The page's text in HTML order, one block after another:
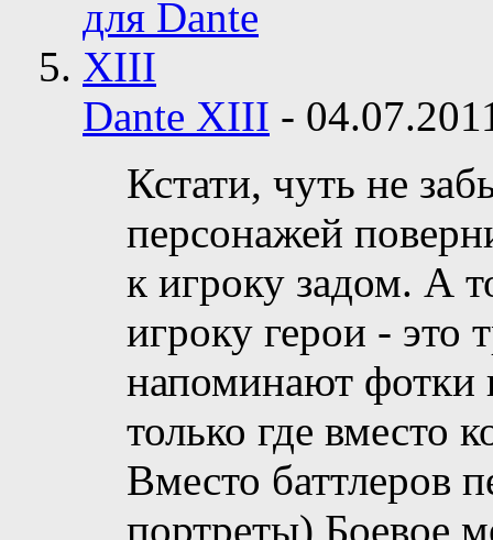
Dante XIII -
Кстати, чуть не
персонажей
к игроку задом. А
игроку герои - это
напоминают фотки
только где вместо
Вместо баттлеров
портреты) Боевое